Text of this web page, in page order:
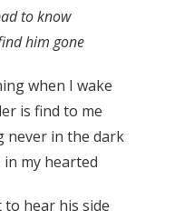
to know
him gone
when I wake
is find to me
never in the dark
in my hearted
hear his side